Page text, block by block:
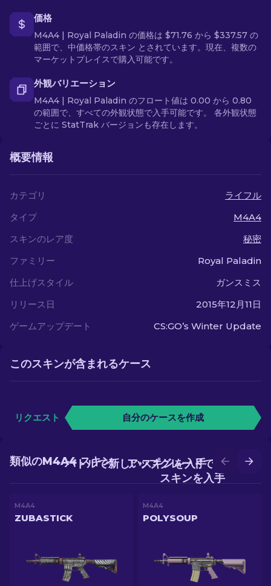
価格
M4A4 | Royal Paladin の価格は $71.76 から $337.57 の
範囲で、中価格帯のスキン とされています。現在、複数の
マーケットプレイスで購入可能です。
外観バリエーション
M4A4 | Royal Paladin のフロート値は 0.00 から 0.80
の範囲で、すべての外観状態で入手可能です。 各外観状態
ごとに StatTrak バージョンも存在します。
概要情報
カテゴリ
ライフル
タイプ
M4A4
スキンのレア度
秘密
ファミリー
Royal Paladin
仕上げスタイル
ガンスミス
リリース日
2015年12月11日
ゲームアップデート
CS:GO’s Winter Update
このスキンが含まれるケース
リクエスト 自分のケースを作成
アップグレードでより良い
スキンを入手
バトルで新しいスキンを入手
類似のM4A4 スキン
M4A4
ZUBASTICK
M4A4
POLYSOUP